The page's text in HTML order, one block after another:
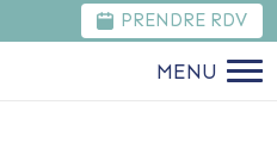
PRENDRE RDV
MENU